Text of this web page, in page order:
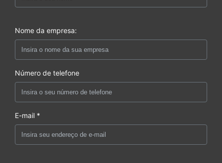
Nome da empresa:
Número de telefone
E-mail *